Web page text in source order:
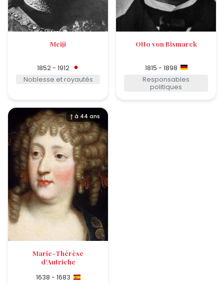
Meiji
1852 - 1912
Noblesse et royautés
Otto von Bismarck
1815 - 1898
Responsables
politiques
† à 44 ans
Marie-Thérèse
d'Autriche
1638 - 1683